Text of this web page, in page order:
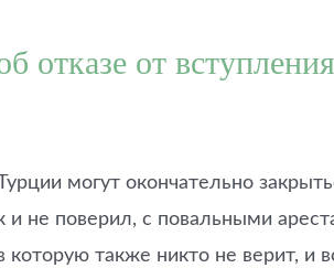
отказе от
могут окончательно
и не поверил, с повальными
также никто не верит, и